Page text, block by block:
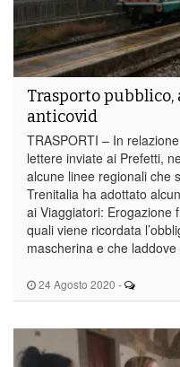
24 Agosto 2020 -
Trasporto
anticovid
TRASPORTI – In
lettere inviate ai Prefetti,
alcune linee regionali che
Trenitalia ha adottato
ai Viaggiatori: Erogazione
quali viene ricordata
mascherina e che